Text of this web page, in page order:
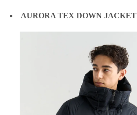
AURORA TEX DOWN JACKET